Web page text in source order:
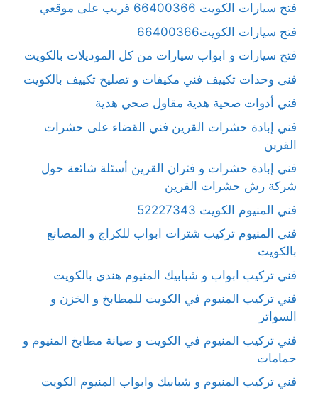
فتح سيارات الكويت 66400366 قريب على موقعي
فتح سيارات الكويت66400366
فتح سيارات و ابواب سيارات من كل الموديلات بالكويت
فنى وحدات تكييف فني مكيفات و تصليح تكييف بالكويت
فني أدوات صحية هدية مقاول صحي هدية
فني إبادة حشرات القرين فني القضاء على حشرات
القرين
فني إبادة حشرات و فئران القرين أسئلة شائعة حول
شركة رش حشرات القرين
فني المنيوم الكويت 52227343
فني المنيوم تركيب شترات ابواب للكراج و المصانع
بالكويت
فني تركيب ابواب و شبابيك المنيوم هندي بالكويت
فني تركيب المنيوم في الكويت للمطابخ و الخزن و
السواتر
فني تركيب المنيوم في الكويت و صيانة مطابخ المنيوم و
حمامات
فني تركيب المنيوم و شبابيك وابواب المنيوم الكويت